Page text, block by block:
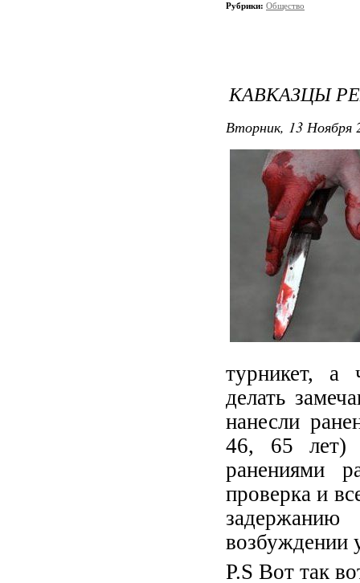
Рубрики: Общество
КАВКАЗЦЫ
Вторник, 13 Ноября
турникет, а
делать
нанесли
46, 65 лет)
ранениями
проверка и
возбуждении
P.S Вот так